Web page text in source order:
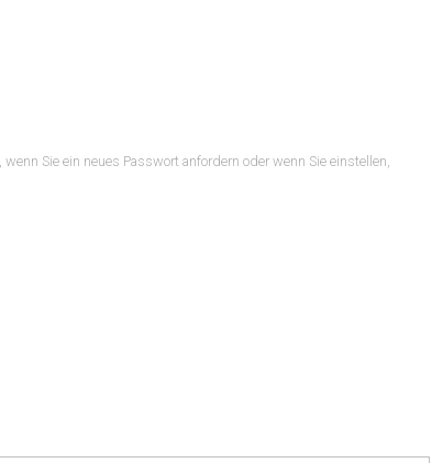
Sie ein neues Passwort anfordern oder wenn Sie einstellen,